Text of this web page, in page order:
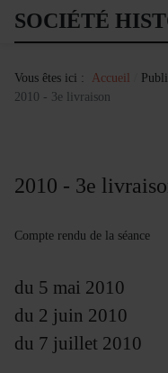
SOCIÉTÉ
Vous êtes ici : Accueil
2010 - 3e livraison
2010 - 3e
Compte rendu de la séance
du 5 mai 2010
du 2 juin 2010
du 7 juillet 2010